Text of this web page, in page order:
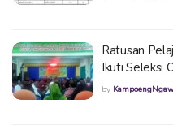
Ratusan
Ikuti Seleksi
by